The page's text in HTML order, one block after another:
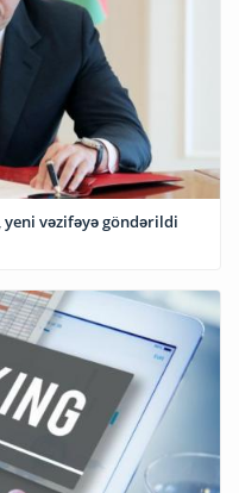
yeni vəzifəyə göndərildi